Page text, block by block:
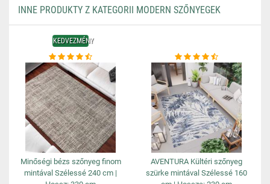
INNE PRODUKTY Z KATEGORII MODERN SZŐNYEGEK
KEDVEZMÉNY
Minőségi bézs szőnyeg finom
mintával Szélessé 240 cm |
AVENTURA Kültéri szőnyeg
szürke mintával Szélessé 160